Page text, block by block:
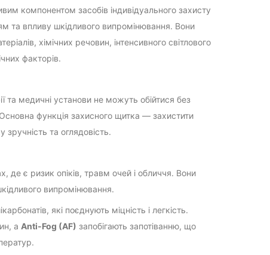
компонентом засобів індивідуального захисту
та впливу шкідливого випромінювання. Вони
хімічних речовин, інтенсивного світлового
факторів.
та медичні установи не можуть обійтися без
функція захисного щитка — захистити
та оглядовість.
є ризик опіків, травм очей і обличчя. Вони
випромінювання.
які поєднують міцність і легкість.
а Anti-Fog (AF) запобігають запотіванню, що